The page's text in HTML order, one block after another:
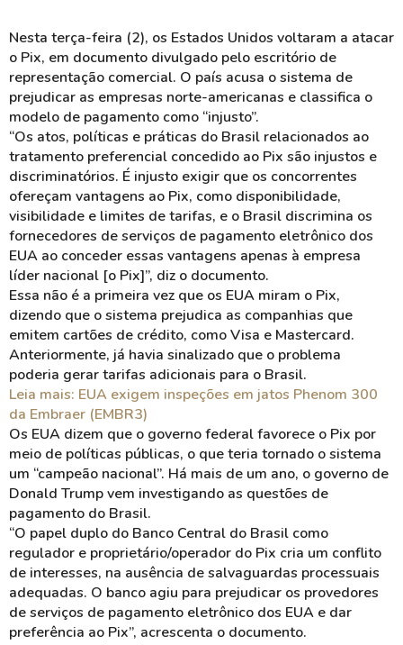
Nesta terça-feira (2), os Estados Unidos voltaram a atacar
o Pix, em documento divulgado pelo escritório de
representação comercial. O país acusa o sistema de
prejudicar as empresas norte-americanas e classifica o
modelo de pagamento como “injusto”.
“Os atos, políticas e práticas do Brasil relacionados ao
tratamento preferencial concedido ao Pix são injustos e
discriminatórios. É injusto exigir que os concorrentes
ofereçam vantagens ao Pix, como disponibilidade,
visibilidade e limites de tarifas, e o Brasil discrimina os
fornecedores de serviços de pagamento eletrônico dos
EUA ao conceder essas vantagens apenas à empresa
líder nacional [o Pix]”, diz o documento.
Essa não é a primeira vez que os EUA miram o Pix,
dizendo que o sistema prejudica as companhias que
emitem cartões de crédito, como Visa e Mastercard.
Anteriormente, já havia sinalizado que o problema
poderia gerar tarifas adicionais para o Brasil.
Leia mais: EUA exigem inspeções em jatos Phenom 300
da Embraer (EMBR3)
Os EUA dizem que o governo federal favorece o Pix por
meio de políticas públicas, o que teria tornado o sistema
um “campeão nacional”. Há mais de um ano, o governo de
Donald Trump vem investigando as questões de
pagamento do Brasil.
“O papel duplo do Banco Central do Brasil como
regulador e proprietário/operador do Pix cria um conflito
de interesses, na ausência de salvaguardas processuais
adequadas. O banco agiu para prejudicar os provedores
de serviços de pagamento eletrônico dos EUA e dar
preferência ao Pix”, acrescenta o documento.